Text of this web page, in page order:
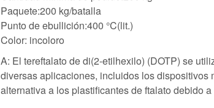
Paquete:200 kg/batalla
Punto de ebullición:400 °C(lit.)
Color: incoloro
A: El tereftalato de di(2-etilhexilo) (DOTP) se
diversas aplicaciones, incluidos los dispositivos
alternativa a los plastificantes de ftalato debido